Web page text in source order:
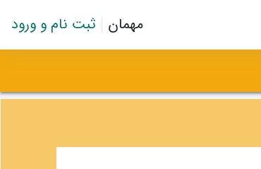
مهمان ثبت نام و ورود